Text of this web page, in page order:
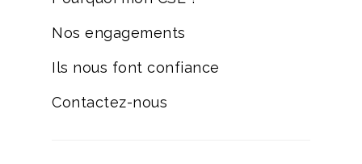
Nos engagements
Ils nous font confiance
Contactez-nous